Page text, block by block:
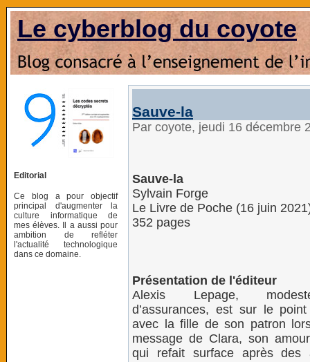
Le cyberblog du coyote
Editorial
Ce blog a pour objectif
principal d'augmenter la
culture informatique de
mes élèves. Il a aussi pour
ambition de refléter
l'actualité technologique
dans ce domaine.
Sauve-la
Par coyote, jeudi 16 décembre
Sauve-la
Sylvain Forge
‎Le Livre de Poche (16 juin
352 pages
Présentation de l'éditeur
Alexis Lepage,
d’assurances, est sur le
avec la fille de son patron
message de Clara, son
qui refait surface après des